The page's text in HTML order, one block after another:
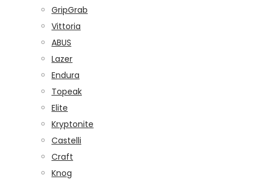
GripGrab
Vittoria
ABUS
Lazer
Endura
Topeak
Elite
Kryptonite
Castelli
Craft
Knog